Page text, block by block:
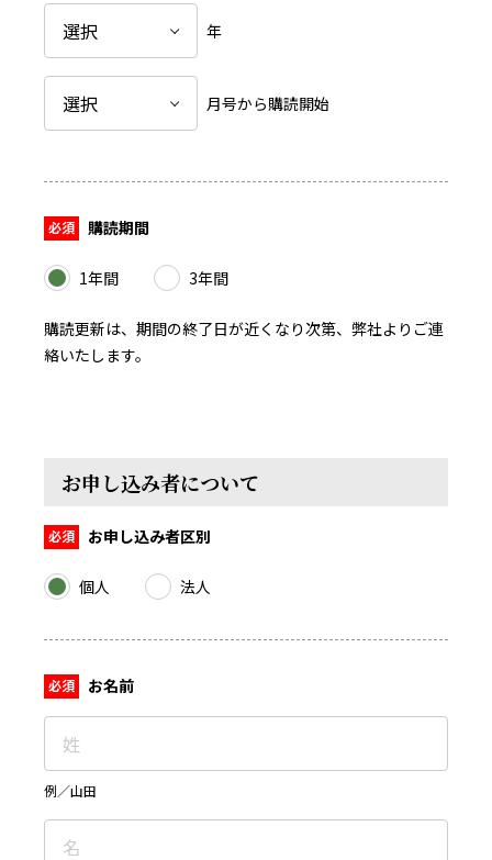
年
月号から購読開始
購読期間
1年間 3年間
購読更新は、期間の終了日が近くなり次第、弊社よりご連
絡いたします。
お申し込み者について
お申し込み者区別
個人 法人
お名前
例／山田